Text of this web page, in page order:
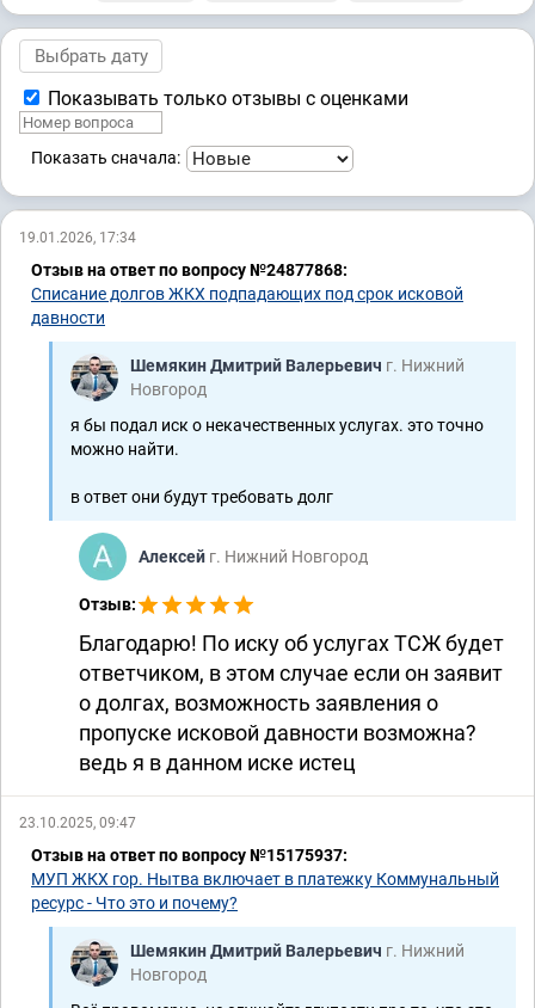
Показывать только отзывы с оценками
Показать сначала:
19.01.2026, 17:34
Отзыв на ответ по вопросу №24877868:
Списание долгов ЖКХ подпадающих под срок исковой
давности
Шемякин Дмитрий Валерьевич г. Нижний
Новгород
я бы подал иск о некачественных услугах. это точно
можно найти.
в ответ они будут требовать долг
Алексей г. Нижний Новгород
Отзыв:
Благодарю! По иску об услугах ТСЖ будет
ответчиком, в этом случае если он заявит
о долгах, возможность заявления о
пропуске исковой давности возможна?
ведь я в данном иске истец
23.10.2025, 09:47
Отзыв на ответ по вопросу №15175937:
МУП ЖКХ гор. Нытва включает в платежку Коммунальный
ресурс - Что это и почему?
Шемякин Дмитрий Валерьевич г. Нижний
Новгород